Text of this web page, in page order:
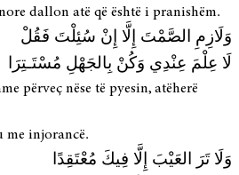
dallon atë që është i pranishëm.
وَلَازِمِ الصَّمْتَ إِلَّا إِنْ سُئِلْتَ فَقُلْ
لَا عِلْمَ عِنْدِي وَكُنْ بِالجَهْلِ مُسْتَـتِرَا
përveç nëse të pyesin, atëherë
me injorancë.
وَلَا تَرَ العَيْبَ إِلَّا فِيكَ مُعْتَقِدًا